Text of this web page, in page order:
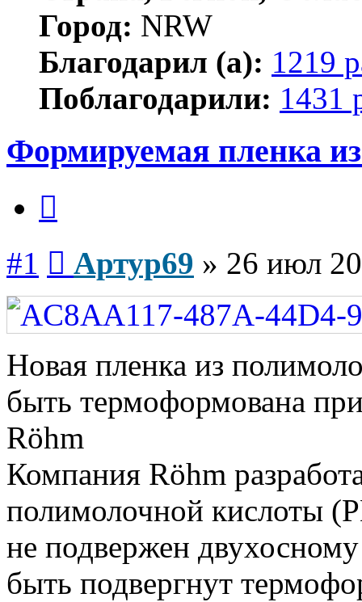
Город: NRW
Благодарил (а): 1219
Поблагодарили: 1431
Формируемая пленка
#1 Артур69 » 26 июл
Новая пленка из
быть термоформована
Röhm
Компания Röhm
полимолочной кислоты
не подвержен
быть подвергнут